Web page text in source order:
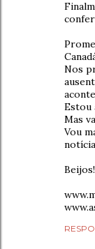
Nos
Estou
Mas
Vou
Beijos!